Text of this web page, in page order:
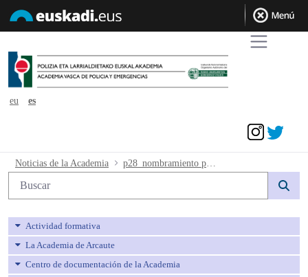
eu
es
p28_nombramiento practicas - avpe
Noticias de la Academia
Búsqueda web
Actividad formativa
La Academia de Arcaute
Centro de documentación de la Academia